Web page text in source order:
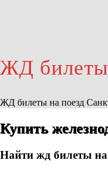
ЖД билеты
ЖД билеты на поезд
Купить
Найти жд билеты